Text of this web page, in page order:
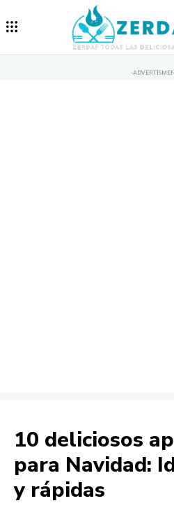
-
10 deliciosos
para Navidad:
y rápidas